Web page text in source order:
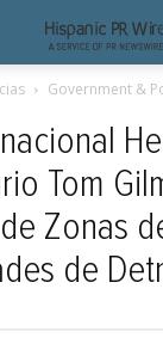
Government &
Tom
Zonas
de